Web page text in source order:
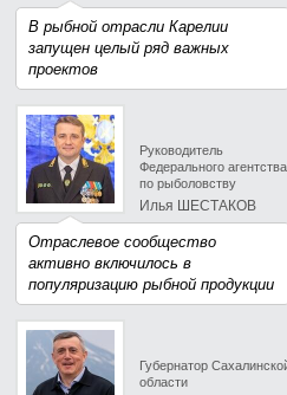
В рыбной отрасли Карелии
запущен целый ряд важных
проектов
Руководитель
Федерального агентства
по рыболовству
Илья ШЕСТАКОВ
Отраслевое сообщество
активно включилось в
популяризацию рыбной продукции
Губернатор
области